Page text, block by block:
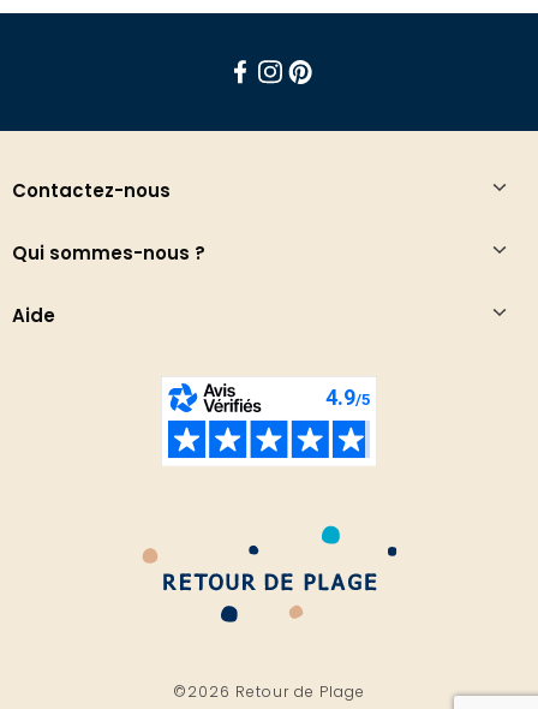
Contactez-nous
Qui sommes-nous ?
Aide
©2026 Retour de Plage